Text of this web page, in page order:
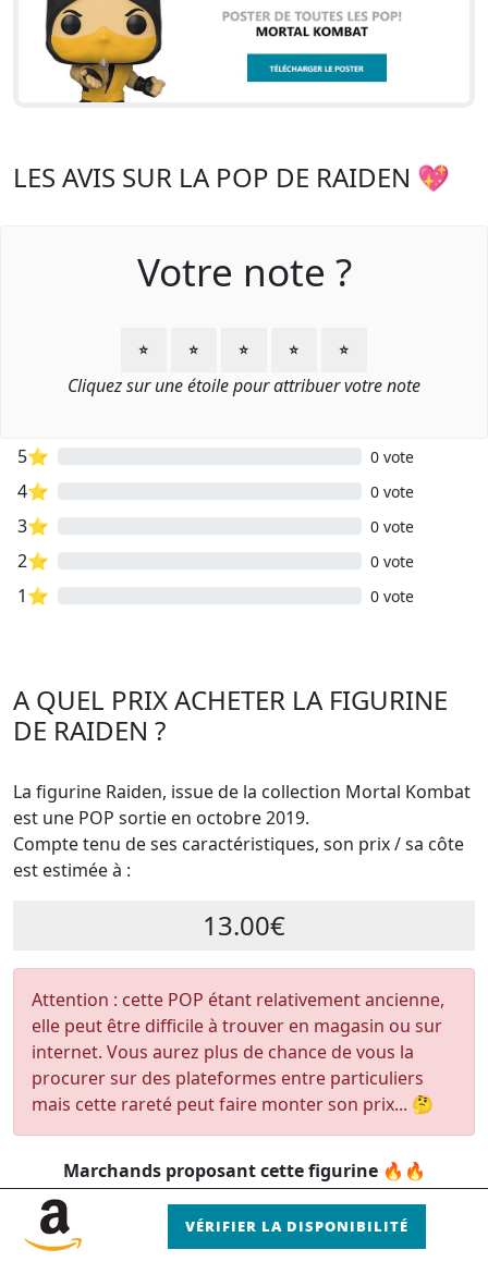
LES AVIS SUR LA POP DE RAIDEN 💖
Votre note ?
⭐ ⭐ ⭐ ⭐ ⭐
Cliquez sur une étoile pour attribuer votre note
5⭐ 0 vote
4⭐ 0 vote
3⭐ 0 vote
2⭐ 0 vote
1⭐ 0 vote
A QUEL PRIX ACHETER LA FIGURINE
DE RAIDEN ?
La figurine Raiden, issue de la collection Mortal Kombat
est une POP sortie en octobre 2019.
Compte tenu de ses caractéristiques, son prix / sa côte
est estimée à :
13.00€
Attention : cette POP étant relativement ancienne,
elle peut être difficile à trouver en magasin ou sur
internet. Vous aurez plus de chance de vous la
procurer sur des plateformes entre particuliers
mais cette rareté peut faire monter son prix... 🤔
Marchands proposant cette figurine 🔥🔥
VÉRIFIER LA DISPONIBILITÉ